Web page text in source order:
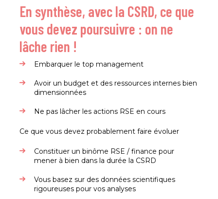
En synthèse, avec la CSRD, ce que
vous devez poursuivre : on ne
lâche rien !
Embarquer le top management
Avoir un budget et des ressources internes bien
dimensionnées
Ne pas lâcher les actions RSE en cours
Ce que vous devez probablement faire évoluer
Constituer un binôme RSE / finance pour
mener à bien dans la durée la CSRD
Vous basez sur des données scientifiques
rigoureuses pour vos analyses